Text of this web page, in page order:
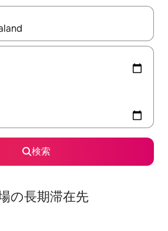
ら、上下の矢印キーを使って移動するか
検索
の長期滞在先